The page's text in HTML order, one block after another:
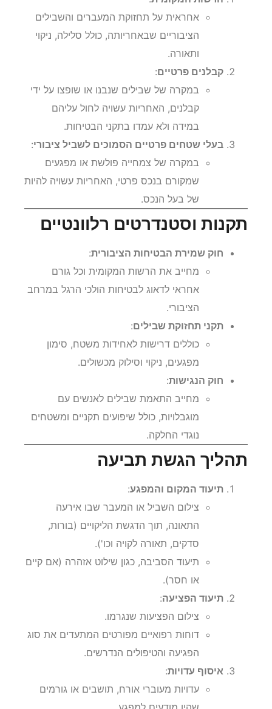
הרשות המקומית
אחראית על תחזוקת המעברים והשבילים
הציבוריים שבאחריותה, כולל סלילה, ניקוי
ותאורה.
קבלנים פרטיים:
במקרה של שבילים שנבנו או שופצו על ידי
קבלנים, האחריות עשויה לחול עליהם
במידה ולא עמדו בתקני הבטיחות.
בעלי שטחים פרטיים הסמוכים לשביל ציבורי
במקרה של צמחייה פולשת או מפגעים
שמקורם בנכס פרטי, האחריות עשויה להיות
של בעל הנכס.
חוק שמירת הבטיחות הציבורית:
מחייב את הרשות המקומית וכל גורם
אחראי לדאוג לבטיחות הולכי הרגל במרחב
הציבורי.
תקני תחזוקת שבילים:
כוללים דרישות לאחידות משטח, סימון
מפגעים, ניקוי וסילוק מכשולים.
חוק הנגישות:
מחייב התאמת שבילים לאנשים עם
מוגבלויות, כולל שיפועים תקניים ומשטחים
נוגדי החלקה.
תהליך הגשת תביעה
תיעוד המקום והמפגע:
צילום השביל או המעבר שבו אירעה
התאונה, תוך הדגשת הליקויים (בורות,
סדקים, תאורה לקויה וכו').
תיעוד הסביבה, כגון שילוט אזהרה (אם קיים
או חסר).
תיעוד הפציעה:
צילום הפציעות שנגרמו.
דוחות רפואיים מפורטים המתעדים את סוג
הפגיעה והטיפולים הנדרשים.
איסוף עדויות: